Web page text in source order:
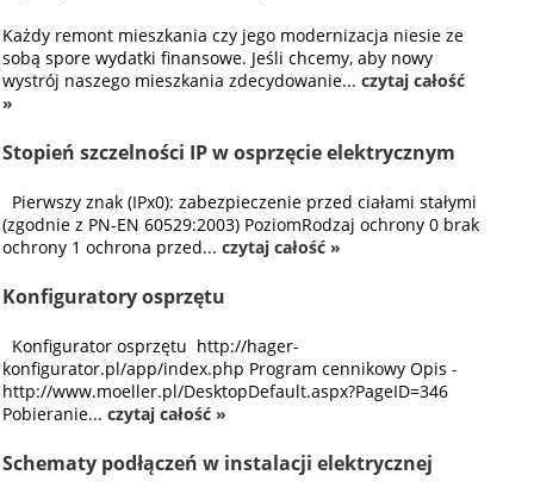
Każdy remont mieszkania czy jego modernizacja niesie ze
sobą spore wydatki finansowe. Jeśli chcemy, aby nowy
wystrój naszego mieszkania zdecydowanie...czytaj całość
»
Stopień szczelności IP w osprzęcie elektrycznym
Pierwszy znak (IPx0): zabezpieczenie przed ciałami stałymi
(zgodnie z PN-EN 60529:2003) PoziomRodzaj ochrony 0 brak
ochrony 1 ochrona przed...czytaj całość »
Konfiguratory osprzętu
Konfigurator osprzętu http://hager-
konfigurator.pl/app/index.php Program cennikowy Opis -
http://www.moeller.pl/DesktopDefault.aspx?PageID=346
Pobieranie...czytaj całość »
Schematy podłączeń w instalacji elektrycznej